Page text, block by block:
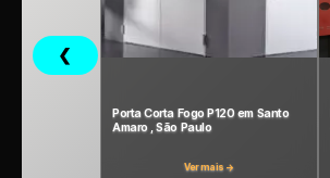
❮
Porta Corta Fogo P120 em Santo
Amaro , São Paulo
Ver mais →